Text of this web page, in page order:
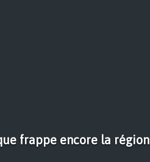
frappe encore la région